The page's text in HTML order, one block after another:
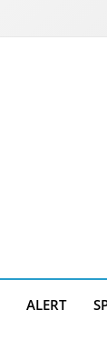
ALERT